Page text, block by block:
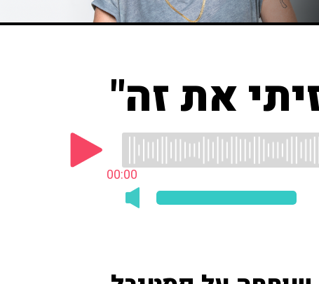
את זה"
00:00